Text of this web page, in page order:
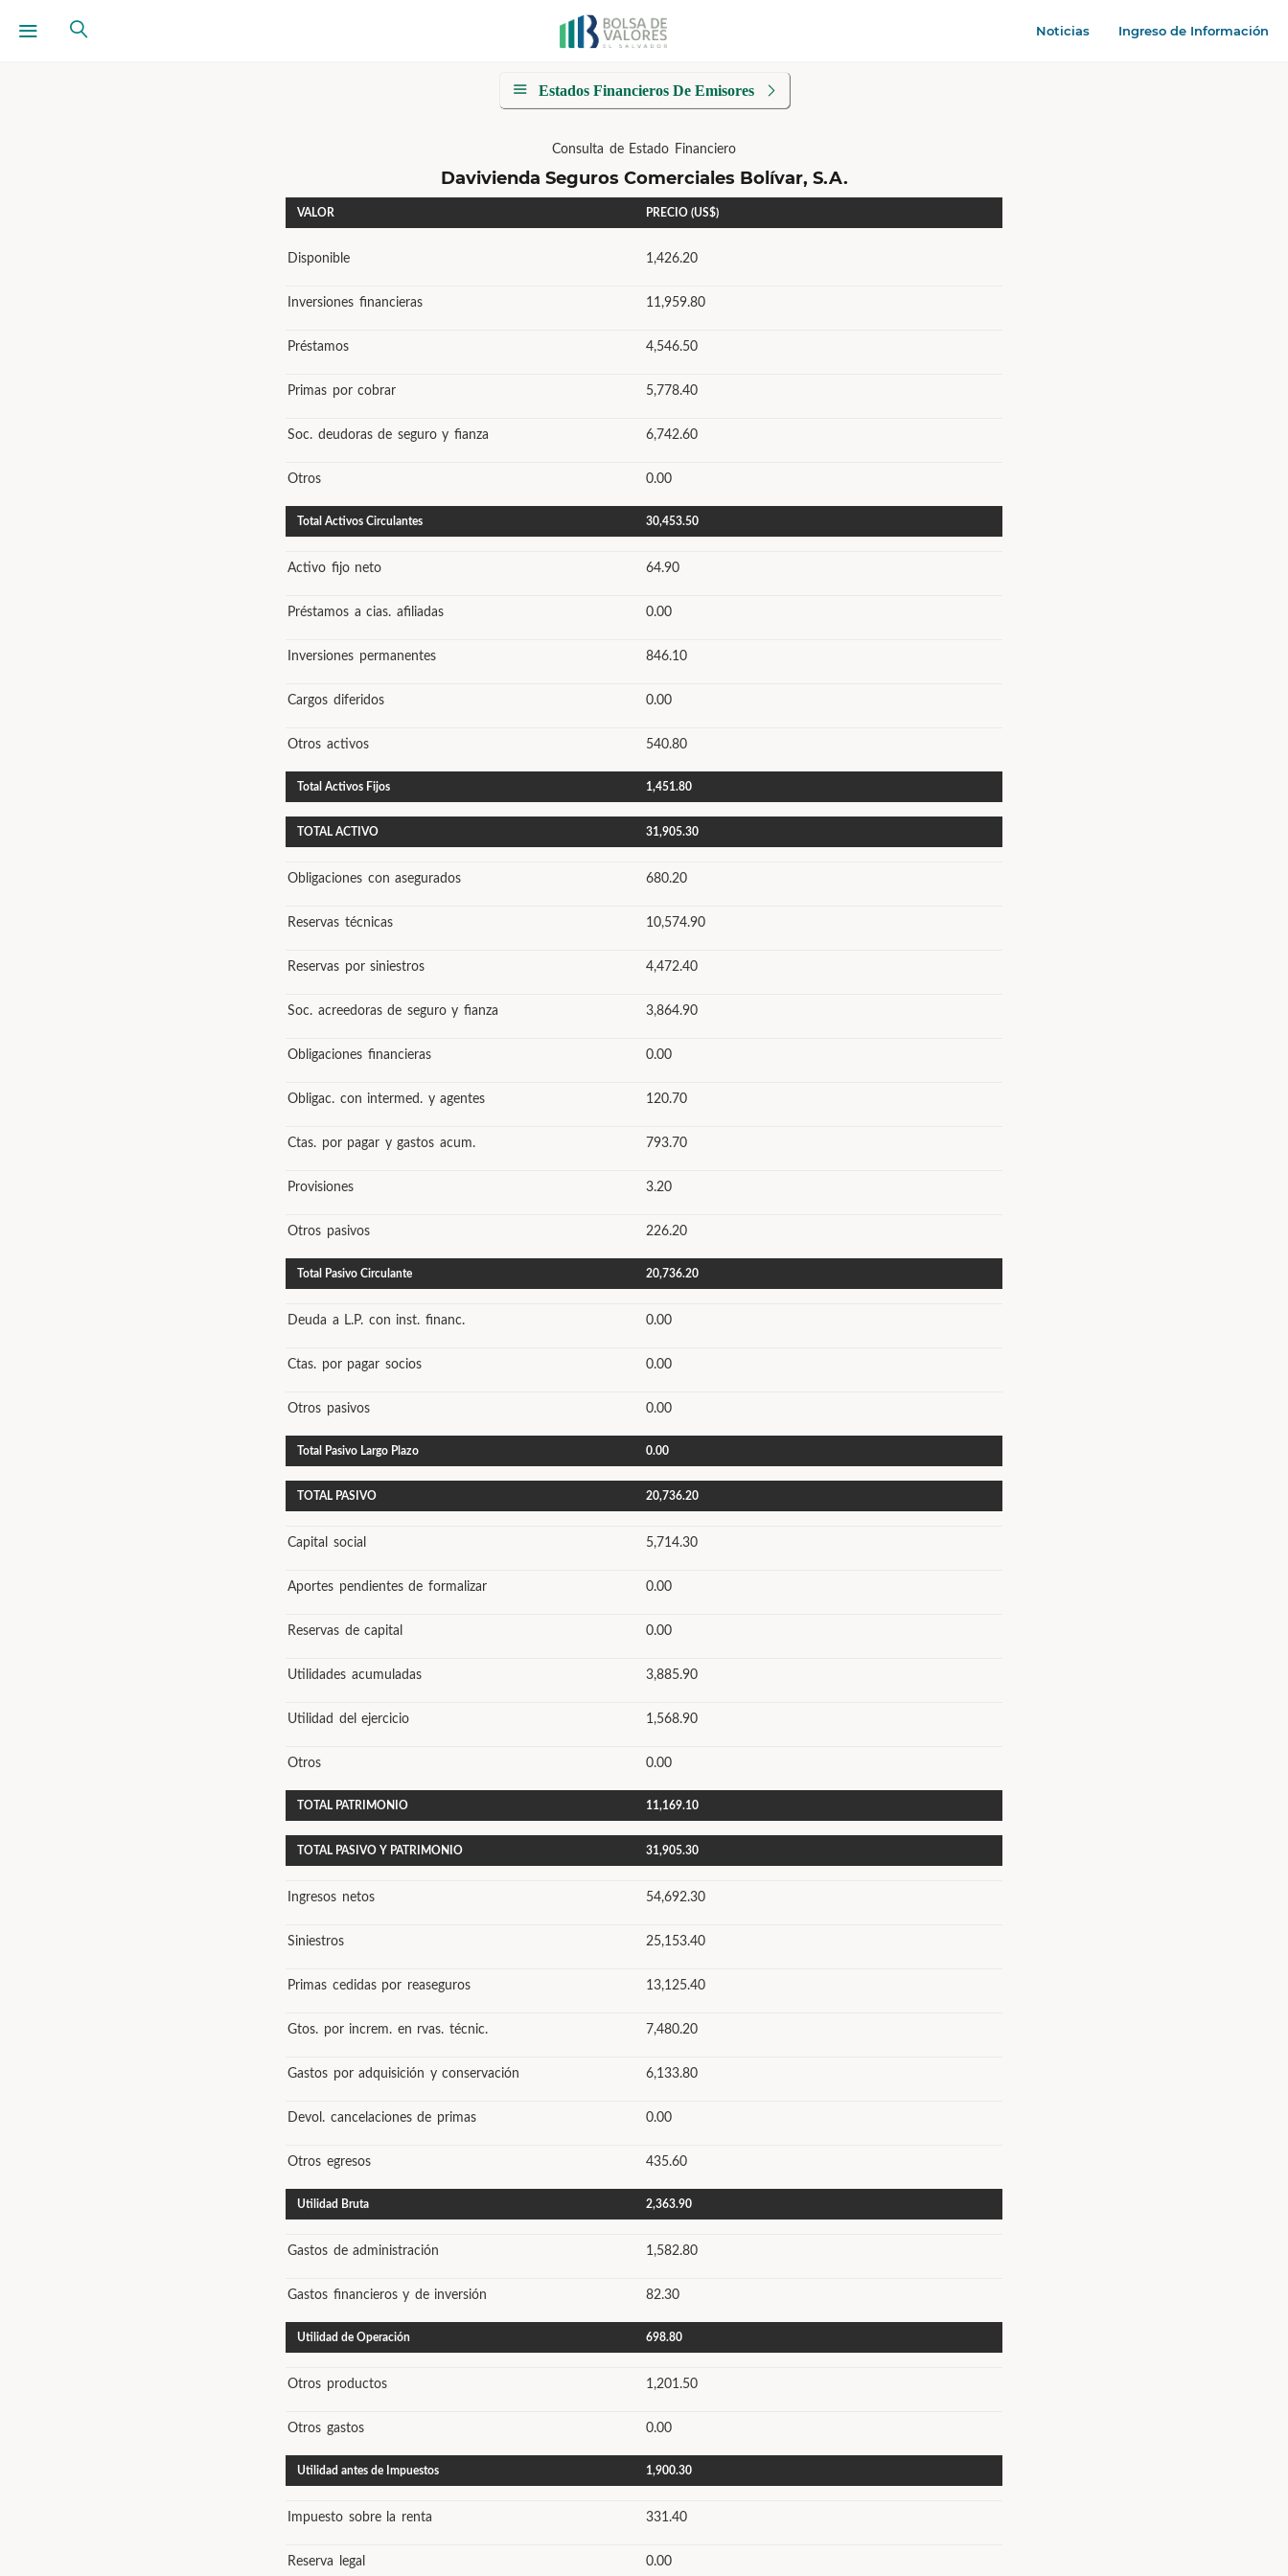
Noticias Ingreso de Información
Estados Financieros De Emisores
Consulta de Estado Financiero
Davivienda Seguros Comerciales Bolívar, S.A.
VALOR PRECIO (US$)
Disponible 1,426.20
Inversiones financieras 11,959.80
Préstamos 4,546.50
Primas por cobrar 5,778.40
Soc. deudoras de seguro y fianza 6,742.60
Otros 0.00
Total Activos Circulantes 30,453.50
Activo fijo neto 64.90
Préstamos a cias. afiliadas 0.00
Inversiones permanentes 846.10
Cargos diferidos 0.00
Otros activos 540.80
Total Activos Fijos 1,451.80
TOTAL ACTIVO 31,905.30
Obligaciones con asegurados 680.20
Reservas técnicas 10,574.90
Reservas por siniestros 4,472.40
Soc. acreedoras de seguro y fianza 3,864.90
Obligaciones financieras 0.00
Obligac. con intermed. y agentes 120.70
Ctas. por pagar y gastos acum. 793.70
Provisiones 3.20
Otros pasivos 226.20
Total Pasivo Circulante 20,736.20
Deuda a L.P. con inst. financ. 0.00
Ctas. por pagar socios 0.00
Otros pasivos 0.00
Total Pasivo Largo Plazo 0.00
TOTAL PASIVO 20,736.20
Capital social 5,714.30
Aportes pendientes de formalizar 0.00
Reservas de capital 0.00
Utilidades acumuladas 3,885.90
Utilidad del ejercicio 1,568.90
Otros 0.00
TOTAL PATRIMONIO 11,169.10
TOTAL PASIVO Y PATRIMONIO 31,905.30
Ingresos netos 54,692.30
Siniestros 25,153.40
Primas cedidas por reaseguros 13,125.40
Gtos. por increm. en rvas. técnic. 7,480.20
Gastos por adquisición y conservación 6,133.80
Devol. cancelaciones de primas 0.00
Otros egresos 435.60
Utilidad Bruta 2,363.90
Gastos de administración 1,582.80
Gastos financieros y de inversión 82.30
Utilidad de Operación 698.80
Otros productos 1,201.50
Otros gastos 0.00
Utilidad antes de Impuestos 1,900.30
Impuesto sobre la renta 331.40
Reserva legal 0.00